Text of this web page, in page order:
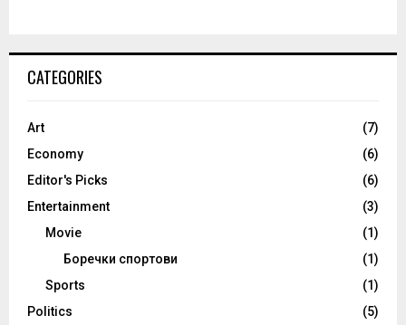
CATEGORIES
Art
(7)
Economy
(6)
Editor's Picks
(6)
Entertainment
(3)
Movie
(1)
Боречки спортови
(1)
Sports
(1)
Politics
(5)